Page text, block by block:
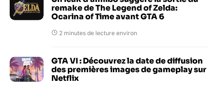
remake de The Legend of Zelda:
Ocarina of Time avant GTA 6
2 minutes de lecture environ
GTA VI : Découvrez la date de diffusion
des premières images de gameplay sur
Netflix